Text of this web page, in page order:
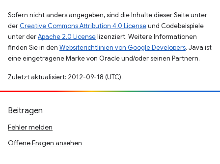
Sofern nicht anders angegeben, sind die Inhalte dieser Seite unter
der Creative Commons Attribution 4.0 Licenseund Codebeispiele
unter derApache 2.0 Licenselizenziert. Weitere Informationen
finden Sie in den Websiterichtlinien von Google Developers. Java ist
eine eingetragene Marke von Oracle und/oder seinen Partnern.
Zuletzt aktualisiert: 2012-09-18 (UTC).
Beitragen
Fehler melden
Offene Fragen ansehen